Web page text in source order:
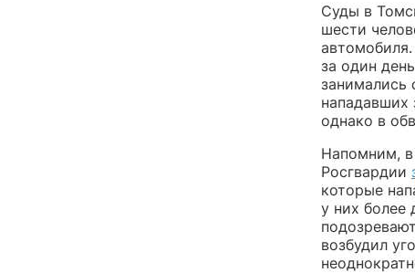
Суды в
шести
за один
занимались
нападавших
однако в
Напомним,
Росгвардии
которые
у них более
возбудил